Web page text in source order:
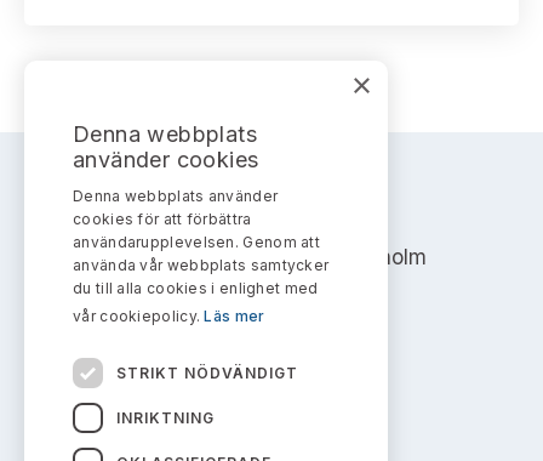
Publikationer och anföranden
AKTIEMARKNADSNÄMNDEN
Address: Box 7354, 103 90 Stockholm
info@aktiemarknadsnamnden.se
Om innehållet
Om webbplatsen
×
Denna webbplats
använder cookies
Denna webbplats använder
cookies för att förbättra
användarupplevelsen. Genom att
använda vår webbplats samtycker
du till alla cookies i enlighet med
vår cookiepolicy.Läs mer
STRIKT NÖDVÄNDIGT
INRIKTNING